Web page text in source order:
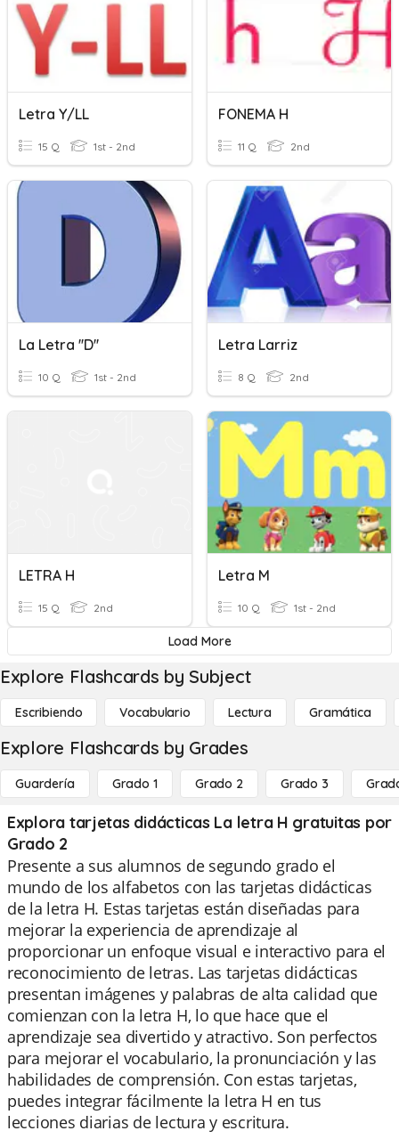
Letra Y/LL
15 Q 1st - 2nd
FONEMA H
11 Q 2nd
La Letra ''D''
10 Q 1st - 2nd
Letra Larriz
8 Q 2nd
LETRA H
15 Q 2nd
Letra M
10 Q 1st - 2nd
Load More
Explore Flashcards by Subject
Escribiendo Vocabulario Lectura Gramática
Explore Flashcards by Grades
Guardería Grado 1 Grado 2 Grado 3
Explora tarjetas didácticas La letra H gratuitas por
Grado 2
Presente a sus alumnos de segundo grado el
mundo de los alfabetos con las tarjetas didácticas
de la letra H. Estas tarjetas están diseñadas para
mejorar la experiencia de aprendizaje al
proporcionar un enfoque visual e interactivo para el
reconocimiento de letras. Las tarjetas didácticas
presentan imágenes y palabras de alta calidad que
comienzan con la letra H, lo que hace que el
aprendizaje sea divertido y atractivo. Son perfectos
para mejorar el vocabulario, la pronunciación y las
habilidades de comprensión. Con estas tarjetas,
puedes integrar fácilmente la letra H en tus
lecciones diarias de lectura y escritura.